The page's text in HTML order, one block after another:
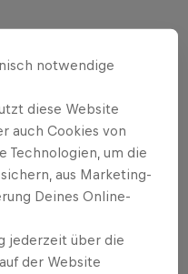
notwendige
diese Website
auch Cookies von
Technologien, um die
aus Marketing-
Deines Online-
jederzeit über die
der Website